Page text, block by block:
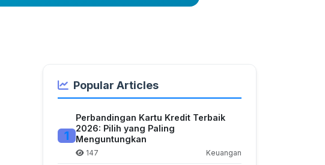
Popular Articles
1
Perbandingan Kartu Kredit Terbaik
2026: Pilih yang Paling
Menguntungkan
147 Keuangan